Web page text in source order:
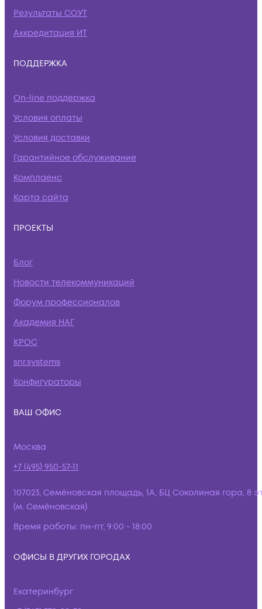
Результаты СОУТ
Аккредитация ИТ
ПОДДЕРЖКА
On-line поддержка
Условия оплаты
Условия доставки
Гарантийное обслуживание
Комплаенс
Карта сайта
ПРОЕКТЫ
Блог
Новости телекоммуникаций
Форум профессионалов
Академия НАГ
КРОС
snr.systems
Конфигураторы
ВАШ ОФИС
Москва
+7 (495) 950-57-11
107023, Семёновская площадь, 1А, БЦ Соколиная гора, 8
(м. Семёновская)
Время работы: пн-пт, 9:00 - 18:00
ОФИСЫ В ДРУГИХ ГОРОДАХ
Екатеринбург